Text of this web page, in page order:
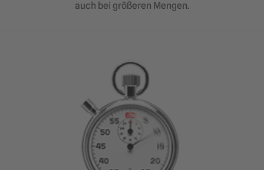
auch bei größeren Mengen.